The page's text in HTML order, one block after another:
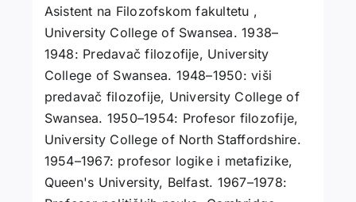
Asistent na Filozofskom fakultetu ,
University College of Swansea. 1938–
1948: Predavač filozofije, University
College of Swansea. 1948–1950: viši
predavač filozofije, University College of
Swansea. 1950–1954: Profesor filozofije,
University College of North Staffordshire.
1954–1967: profesor logike i metafizike,
Queen's University, Belfast. 1967–1978: